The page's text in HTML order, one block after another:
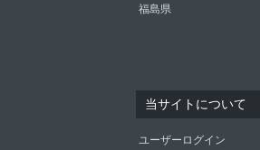
福島県
当サイトについて
ユーザーログイン